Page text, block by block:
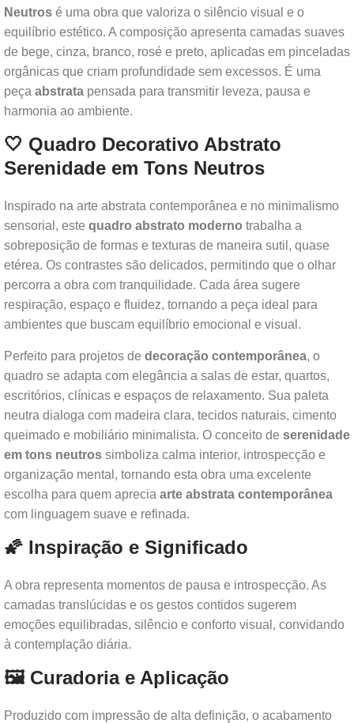
Neutros é uma obra que valoriza o silêncio visual e o
equilíbrio estético. A composição apresenta camadas suaves
de bege, cinza, branco, rosé e preto, aplicadas em pinceladas
orgânicas que criam profundidade sem excessos. É uma
peça abstrata pensada para transmitir leveza, pausa e
harmonia ao ambiente.
🤍 Quadro Decorativo Abstrato
Serenidade em Tons Neutros
Inspirado na arte abstrata contemporânea e no minimalismo
sensorial, este quadro abstrato moderno trabalha a
sobreposição de formas e texturas de maneira sutil, quase
etérea. Os contrastes são delicados, permitindo que o olhar
percorra a obra com tranquilidade. Cada área sugere
respiração, espaço e fluidez, tornando a peça ideal para
ambientes que buscam equilíbrio emocional e visual.
Perfeito para projetos de decoração contemporânea, o
quadro se adapta com elegância a salas de estar, quartos,
escritórios, clínicas e espaços de relaxamento. Sua paleta
neutra dialoga com madeira clara, tecidos naturais, cimento
queimado e mobiliário minimalista. O conceito de serenidade
em tons neutros simboliza calma interior, introspecção e
organização mental, tornando esta obra uma excelente
escolha para quem aprecia arte abstrata contemporânea
com linguagem suave e refinada.
🌠 Inspiração e Significado
A obra representa momentos de pausa e introspecção. As
camadas translúcidas e os gestos contidos sugerem
emoções equilibradas, silêncio e conforto visual, convidando
à contemplação diária.
🖼️ Curadoria e Aplicação
Produzido com impressão de alta definição, o acabamento